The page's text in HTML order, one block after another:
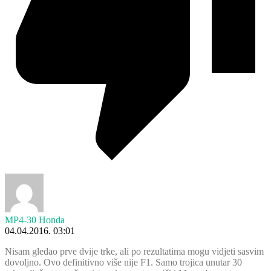
MP4-30 Honda
04.04.2016. 03:01
Nisam gledao prve dvije trke, ali po rezultatima mogu vidjeti sasvim
dovoljno. Ovo definitivno više nije F1. Samo trojica unutar 30